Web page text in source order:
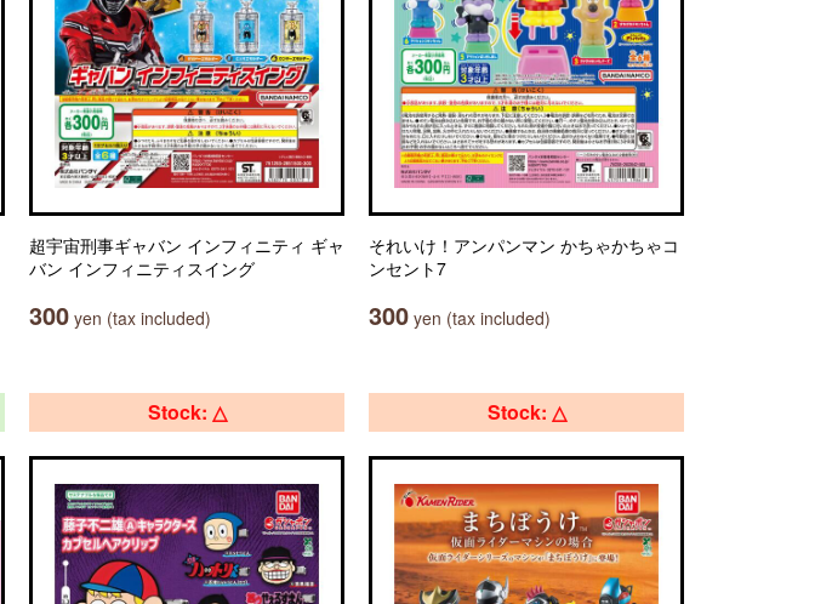
超宇宙刑事ギャバン インフィニティ ギャ
バン インフィニティスイング
300 yen (tax included)
それいけ！アンパンマン かちゃかちゃコ
ンセント7
300 yen (tax included)
Stock: △ Stock: △